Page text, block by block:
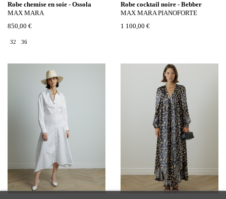
Robe chemise en soie - Ossola
MAX MARA
850,00 €
32 36
Robe cocktail noire - Bebber
MAX MARA PIANOFORTE
1 100,00 €